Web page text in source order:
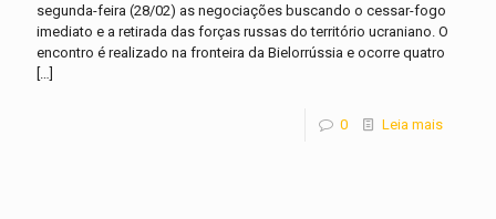
segunda-feira (28/02) as negociações buscando o cessar-fogo
imediato e a retirada das forças russas do território ucraniano. O
encontro é realizado na fronteira da Bielorrússia e ocorre quatro
0 Leia mais